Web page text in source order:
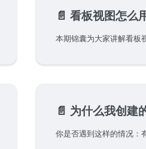
📄️ 看板视图怎么
本期锦囊为大家讲解看板
📄️ 为什么我创建的记录